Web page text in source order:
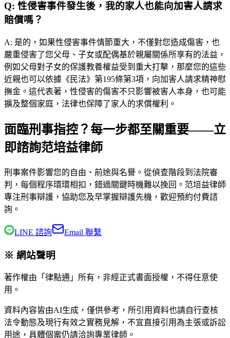
Q: 性侵害事件發生後，我的家人也能向加害人請求
賠償嗎？
A: 是的，如果性侵害事件情節重大，不僅對您造成傷害，也
嚴重侵害了您父母、子女或配偶基於親屬關係所享有的法益，
例如父母對子女的保護教養權益受到重大打擊，那麼您的這些
近親也可以依據《民法》第195條第3項，向加害人請求精神慰
撫金。這代表著，性侵害的傷害不只影響被害人本身，也可能
擴及整個家庭，法律也保障了家人的求償權利。
面臨刑事指控？每一步都至關重要——立
即諮詢范培益律師
刑事案件影響您的自由、前途與名譽。從偵查階段到法院審
判，每個程序環環相扣，錯過關鍵時機難以挽回。 范培益律師
專注刑事辯護，協助您及早掌握辯護先機，歡迎預約付費諮
詢。
LINE 諮詢 Email 聯繫
※ 網站聲明
著作權由「律點通」所有，非經正式書面授權，不得任意使
用。
資料內容皆由AI生成，僅供參考，所引用資料也請自行查核
法令動態及現行有效之實務見解，不宜直接引用為主張或訴訟
用途，具體個案仍請洽詢專業律師。